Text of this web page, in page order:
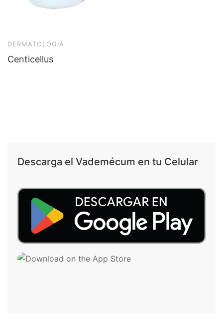
Descarga el Vademécum en tu Celular
DERMATOLOGIA
Centicellus